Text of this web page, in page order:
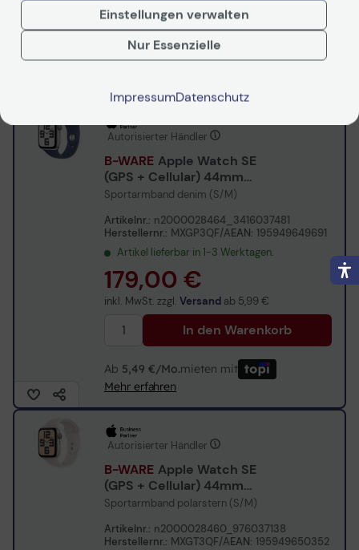
In den Warenkorb
Ab4,23 €/Mo.mieten mit
Autorisierter Händler
B-WARE
(GPS + Cellular) 44mm
Aluminiumgehäuse silber
Sportarmband denim (S/M)
Artikelnr.: n2000028464_3416037481
Herstellernr.: MXGP3QF/AEAN: 195949649691
Artikel lieferbar in 1-3 Werktagen.
179,00 €
inkl. MwSt. zzgl. Versand ab 5,99 €
In den Warenkorb
Ab 5,49 €/Mo.mieten mit
Mehr erfahren
Autorisierter Händler
B-WARE
(GPS + Cellular) 44mm
Aluminiumgehäuse
Sportarmband polarstern (S/M)
Artikelnr.: n2000028460_976037138
Herstellernr.: MXGT3QF/AEAN: 195949650352
Einstellungen verwalten
Nur Essenzielle
ImpressumDatenschutz